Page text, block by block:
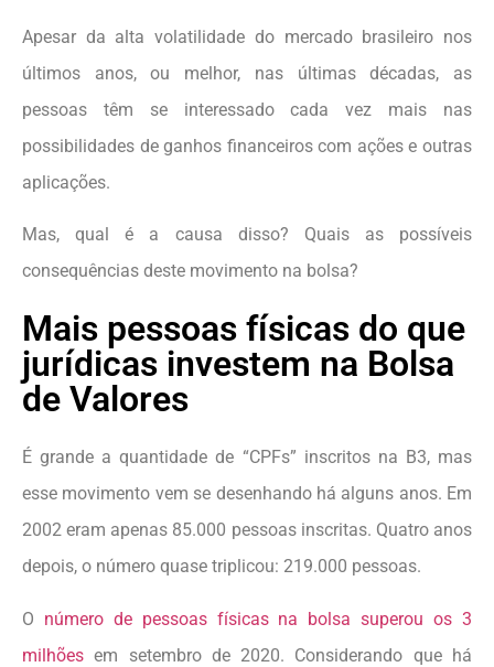
Apesar da alta volatilidade do mercado brasileiro nos
últimos anos, ou melhor, nas últimas décadas, as
pessoas têm se interessado cada vez mais nas
possibilidades de ganhos financeiros com ações e outras
aplicações.
Mas, qual é a causa disso? Quais as possíveis
consequências deste movimento na bolsa?
Mais pessoas físicas do que
jurídicas investem na Bolsa
de Valores
É grande a quantidade de “CPFs” inscritos na B3, mas
esse movimento vem se desenhando há alguns anos. Em
2002 eram apenas 85.000 pessoas inscritas. Quatro anos
depois, o número quase triplicou: 219.000 pessoas.
O número de pessoas físicas na bolsa superou os 3
milhões em setembro de 2020. Considerando que há